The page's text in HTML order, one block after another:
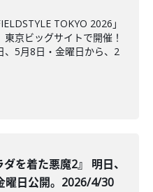
TOKYO 2026」
京ビッグサイトで開催！
、5月8日・金曜日から、2
を着た悪魔2』 明日、
曜日公開。2026/4/30